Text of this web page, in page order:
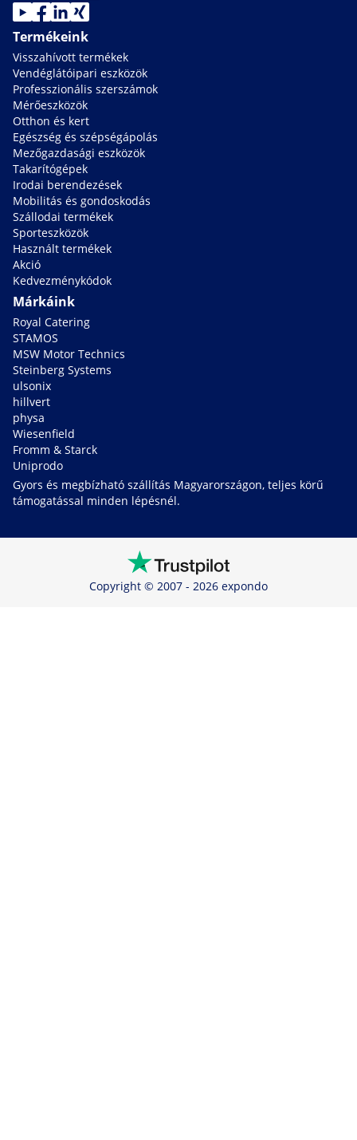
Termékeink
Visszahívott termékek
Vendéglátóipari eszközök
Professzionális szerszámok
Mérőeszközök
Otthon és kert
Egészség és szépségápolás
Mezőgazdasági eszközök
Takarítógépek
Irodai berendezések
Mobilitás és gondoskodás
Szállodai termékek
Sporteszközök
Használt termékek
Akció
Kedvezménykódok
Márkáink
Royal Catering
STAMOS
MSW Motor Technics
Steinberg Systems
ulsonix
hillvert
physa
Wiesenfield
Fromm & Starck
Uniprodo
Gyors és megbízható szállítás Magyarországon, teljes körű
támogatással minden lépésnél.
Copyright © 2007 - 2026 expondo